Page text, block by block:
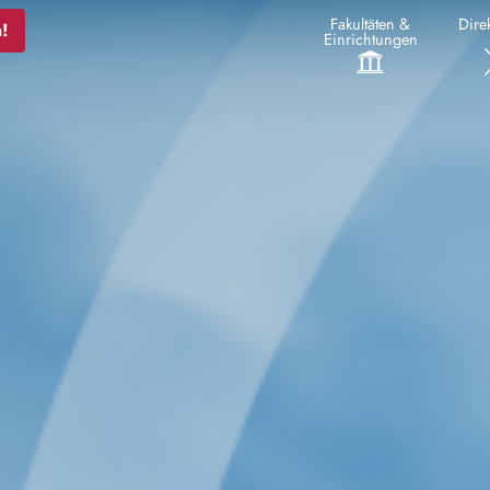
Fakultäten &
Einrichtungen